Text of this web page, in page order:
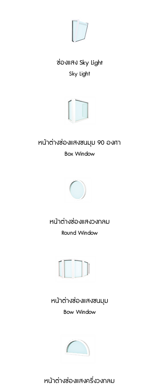
ช่องแสง Sky Light
Sky Light
หน้าต่างช่องแสงชนมุม 90 องศา
Box Window
หน้าต่างช่องแสงวงกลม
Round Window
หน้าต่างช่องแสงชนมุม
Bow Window
หน้าต่างช่องแสงครึ่งวงกลม